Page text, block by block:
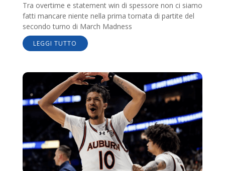
Tra overtime e statement win di spessore non ci siamo
fatti mancare niente nella prima tornata di partite del
secondo turno di March Madness
LEGGI TUTTO